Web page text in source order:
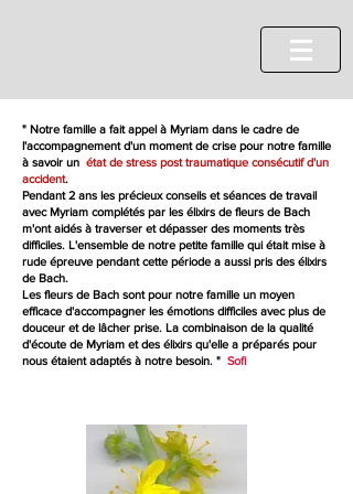
" Notre famille a fait appel à Myriam dans le cadre de
l'accompagnement d'un moment de crise pour notre famille
à savoir un état de stress post traumatique consécutif d'un
accident.
Pendant 2 ans les précieux conseils et séances de travail
avec Myriam complétés par les élixirs de fleurs de Bach
m'ont aidés à traverser et dépasser des moments très
difficiles. L'ensemble de notre petite famille qui était mise à
rude épreuve pendant cette période a aussi pris des élixirs
de Bach.
Les fleurs de Bach sont pour notre famille un moyen
efficace d'accompagner les émotions difficiles avec plus de
douceur et de lâcher prise. La combinaison de la qualité
d'écoute de Myriam et des élixirs qu'elle a préparés pour
nous étaient adaptés à notre besoin. " Sofi